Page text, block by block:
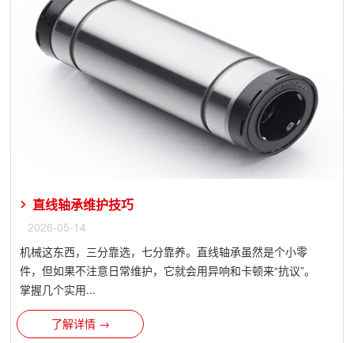
直线轴承维护技巧
2026-05-14
机械这东西，三分靠选，七分靠养。直线轴承虽然是个小零
件，但如果不注意日常维护，它就会用异响和卡顿来“抗议”。
掌握几个实用...
了解详情 →